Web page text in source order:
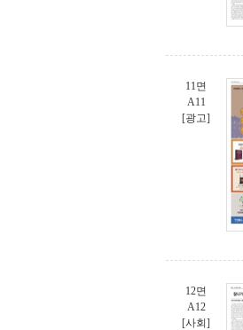
11면
A11
[광고]
12면
A12
[사회]